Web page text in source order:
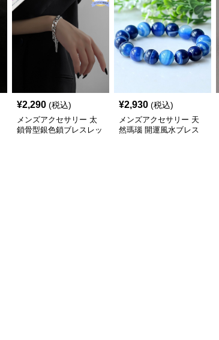
¥2,290 (税込)
メンズアクセサリー 太
鎖骨型銀色鎖ブレスレッ
¥2,930 (税込)
メンズアクセサリー 天
然瑪瑙 開運風水ブレス